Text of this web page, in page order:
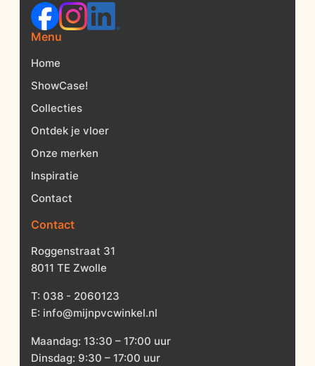
Menu
Home
ShowCase!
Collecties
Ontdek je vloer
Onze merken
Inspiratie
Contact
Contact
Roggenstraat 31
8011 TE Zwolle
T: 038 - 2060123
E: info@mijnpvcwinkel.nl
Maandag: 13:30 – 17:00 uur
Dinsdag: 9:30 – 17:00 uur